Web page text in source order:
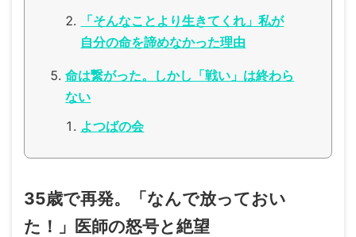
「そんなことより生きてくれ」私が
自分の命を諦めなかった理由
命は繋がった。しかし「戦い」は終わら
ない
よつばの会
35歳で再発。「なんで放っておい
た！」医師の怒号と絶望